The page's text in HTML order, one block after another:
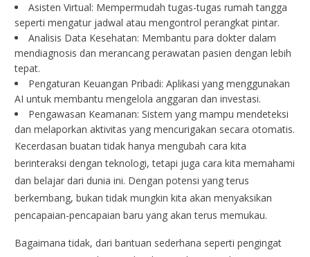
Asisten Virtual: Mempermudah tugas-tugas rumah tangga
seperti mengatur jadwal atau mengontrol perangkat pintar.
Analisis Data Kesehatan: Membantu para dokter dalam
mendiagnosis dan merancang perawatan pasien dengan lebih
tepat.
Pengaturan Keuangan Pribadi: Aplikasi yang menggunakan
AI untuk membantu mengelola anggaran dan investasi.
Pengawasan Keamanan: Sistem yang mampu mendeteksi
dan melaporkan aktivitas yang mencurigakan secara otomatis.
Kecerdasan buatan tidak hanya mengubah cara kita
berinteraksi dengan teknologi, tetapi juga cara kita memahami
dan belajar dari dunia ini. Dengan potensi yang terus
berkembang, bukan tidak mungkin kita akan menyaksikan
pencapaian-pencapaian baru yang akan terus memukau.
Bagaimana tidak, dari bantuan sederhana seperti pengingat